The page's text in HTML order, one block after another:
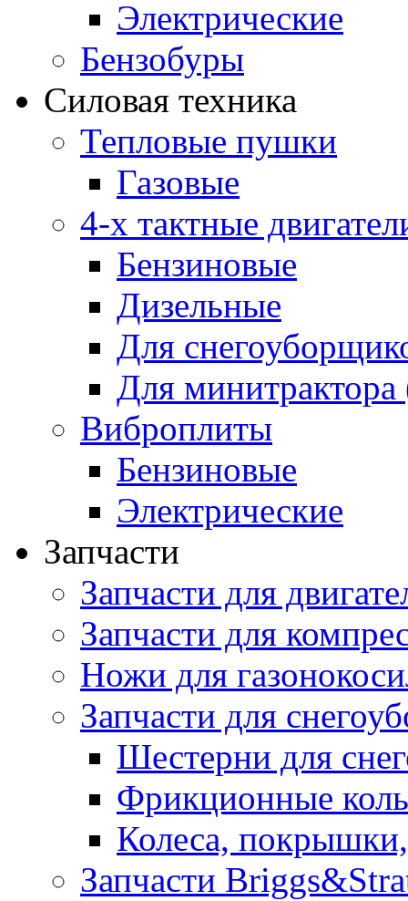
Электрические
Бензобуры
Силовая техника
Тепловые пушки
Газовые
4-х тактные
Бензиновые
Дизельные
Для
Для минитрактора
Виброплиты
Бензиновые
Электрические
Запчасти
Запчасти для
Запчасти для
Ножи для
Запчасти для
Шестерни для
Фрикционные
Колеса,
Запчасти